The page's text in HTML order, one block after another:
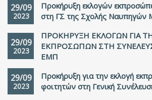
29/09
2023
Προκήρυξη εκλογών
στη ΓΣ της Σχολής Ναυπηγών
29/09
2023
ΠΡΟΚΗΡΥΞΗ ΕΚΛΟΓΩΝ ΓΙΑ
ΕΚΠΡΟΣΩΠΩΝ ΣΤΗ
ΕΜΠ
29/09
2023
Προκήρυξη για την εκλογή
φοιτητών στη Γενική